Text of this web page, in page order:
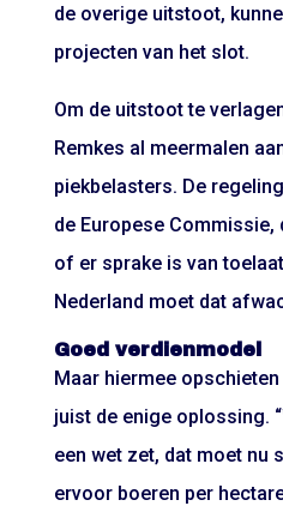
de overige uitstoot,
projecten van het slot.
Om de uitstoot te
Remkes al meermalen
piekbelasters. De
de Europese
of er sprake is van
Nederland moet dat
Goed verdienmodel
Maar hiermee
juist de enige oplossing.
een wet zet, dat moet nu
ervoor boeren per